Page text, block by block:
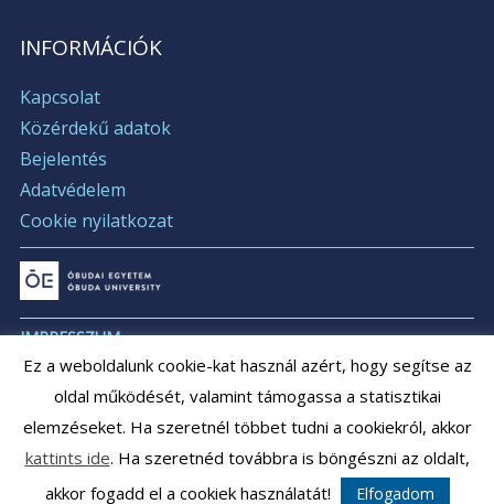
INFORMÁCIÓK
Kapcsolat
Közérdekű adatok
Bejelentés
Adatvédelem
Cookie nyilatkozat
IMPRESSZUM
ÁLLÁSAJÁNLATOK
ARCHÍVUM
Ez a weboldalunk cookie-kat használ azért, hogy segítse az
oldal működését, valamint támogassa a statisztikai
elemzéseket. Ha szeretnél többet tudni a cookiekról, akkor
kattints ide. Ha szeretnéd továbbra is böngészni az oldalt,
akkor fogadd el a cookiek használatát!
Elfogadom